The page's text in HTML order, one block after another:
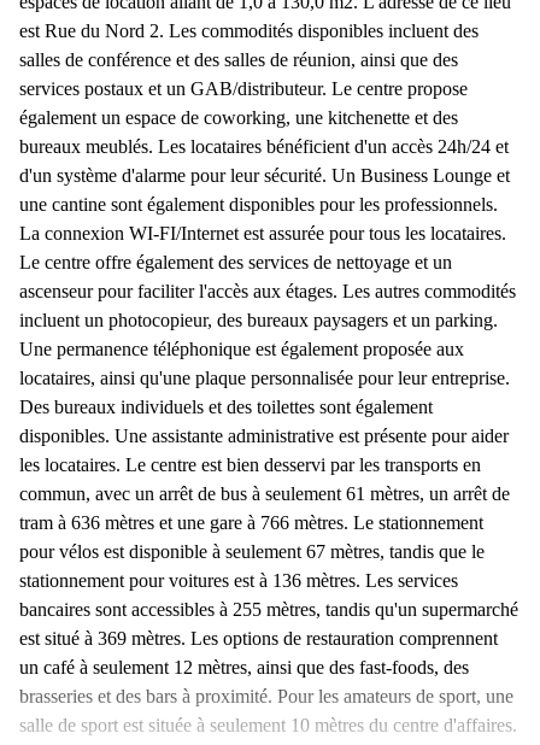
est Rue du Nord 2. Les commodités disponibles incluent des
salles de conférence et des salles de réunion, ainsi que des
services postaux et un GAB/distributeur. Le centre propose
également un espace de coworking, une kitchenette et des
bureaux meublés. Les locataires bénéficient d'un accès 24h/24 et
d'un système d'alarme pour leur sécurité. Un Business Lounge et
une cantine sont également disponibles pour les professionnels.
La connexion WI-FI/Internet est assurée pour tous les locataires.
Le centre offre également des services de nettoyage et un
ascenseur pour faciliter l'accès aux étages. Les autres commodités
incluent un photocopieur, des bureaux paysagers et un parking.
Une permanence téléphonique est également proposée aux
locataires, ainsi qu'une plaque personnalisée pour leur entreprise.
Des bureaux individuels et des toilettes sont également
disponibles. Une assistante administrative est présente pour aider
les locataires. Le centre est bien desservi par les transports en
commun, avec un arrêt de bus à seulement 61 mètres, un arrêt de
tram à 636 mètres et une gare à 766 mètres. Le stationnement
pour vélos est disponible à seulement 67 mètres, tandis que le
stationnement pour voitures est à 136 mètres. Les services
bancaires sont accessibles à 255 mètres, tandis qu'un supermarché
est situé à 369 mètres. Les options de restauration comprennent
un café à seulement 12 mètres, ainsi que des fast-foods, des
brasseries et des bars à proximité. Pour les amateurs de sport, une
salle de sport est située à seulement 10 mètres du centre d'affaires.